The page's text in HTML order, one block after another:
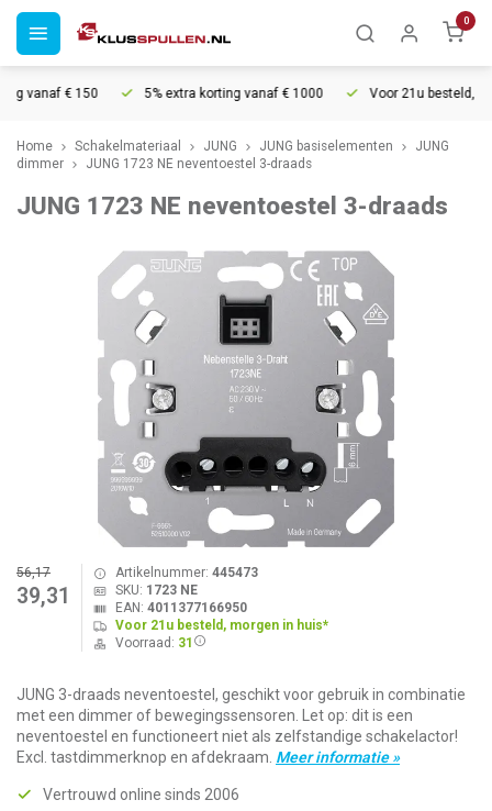
0
vanaf € 150 5% extra korting vanaf € 1000 Voor 21u besteld,
Home Schakelmateriaal JUNG JUNG basiselementen
JUNG
dimmer
JUNG 1723 NE neventoestel 3-draads
JUNG 1723 NE neventoestel 3-draads
56,17
39,31
Artikelnummer: 445473
SKU: 1723 NE
EAN: 4011377166950
Voor 21u besteld, morgen in huis*
Voorraad: 31
JUNG 3-draads neventoestel, geschikt voor gebruik in combinatie
met een dimmer of bewegingssensoren. Let op: dit is een
neventoestel en functioneert niet als zelfstandige schakelactor!
Excl. tastdimmerknop en afdekraam. Meer informatie »
Vertrouwd online sinds 2006